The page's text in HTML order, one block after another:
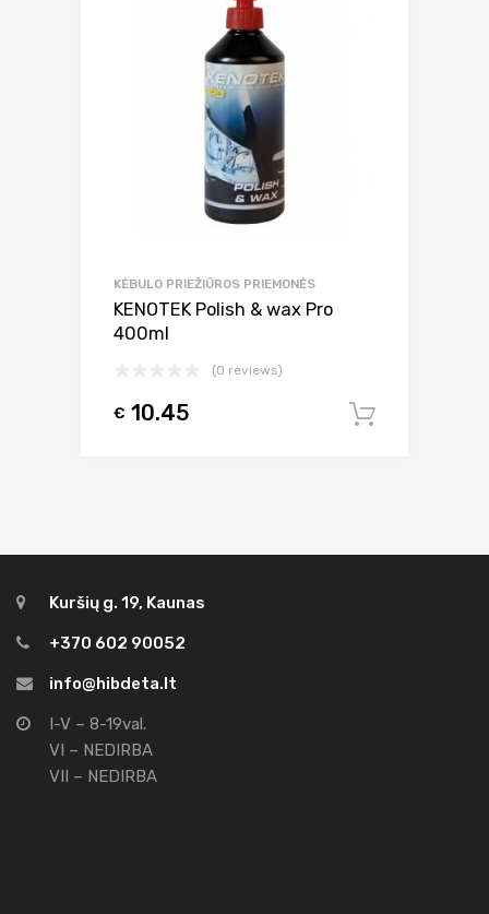
KĖBULO PRIEŽIŪROS PRIEMONĖS
KENOTEK Polish & wax Pro
400ml
(0 reviews)
€ 10.45
Kuršių g. 19, Kaunas
+370 602 90052
info@hibdeta.lt
I-V – 8-19val.
VI – NEDIRBA
VII – NEDIRBA